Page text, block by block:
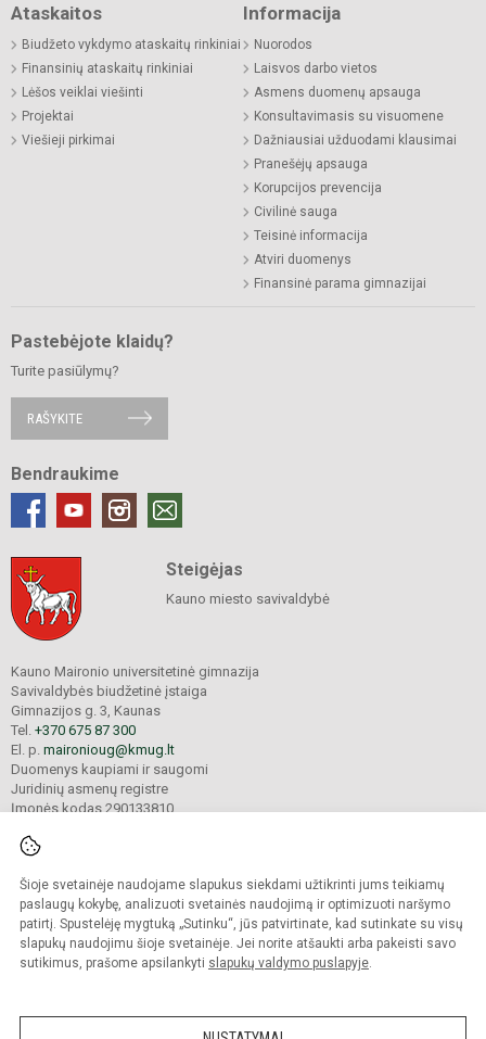
Šioje svetainėje naudojame slapukus siekdami užtikrinti jums teikiamų
paslaugų kokybę, analizuoti svetainės naudojimą ir optimizuoti naršymo
patirtį. Spustelėję mygtuką „Sutinku“, jūs patvirtinate, kad sutinkate su visų
slapukų naudojimu šioje svetainėje. Jei norite atšaukti arba pakeisti savo
sutikimus, prašome apsilankyti slapukų valdymo puslapyje.
Ataskaitos
Biudžeto vykdymo ataskaitų rinkiniai
Finansinių ataskaitų rinkiniai
Lėšos veiklai viešinti
Projektai
Viešieji pirkimai
Informacija
Nuorodos
Laisvos darbo vietos
Asmens duomenų apsauga
Konsultavimasis su visuomene
Dažniausiai užduodami klausimai
Pranešėjų apsauga
Korupcijos prevencija
Civilinė sauga
Teisinė informacija
Atviri duomenys
Finansinė parama gimnazijai
Pastebėjote klaidų?
Turite pasiūlymų?
RAŠYKITE
Bendraukime
Steigėjas
Kauno miesto savivaldybė
Kauno Maironio universitetinė gimnazija
Savivaldybės biudžetinė įstaiga
Gimnazijos g. 3, Kaunas
Tel. +370 675 87 300
El. p. maironioug@kmug.lt
Duomenys kaupiami ir saugomi
Juridinių asmenų registre
Įmonės kodas 290133810
© 2025. Kauno Maironio universitetinė gimnazija. Visos teisės saugomos.
Kopijuoti turinį be raštiško įstaigos administracijos sutikimo griežtai draudžiama.
Prieinamumo paraiška Slapukų valdymas
Sumanus būdas atnaujinti